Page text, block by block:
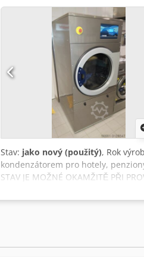
Stav: jako nový (použitý), Rok
kondenzátorem pro hotely,
STAV JE MOŽNÉ OKAMŽITĚ PŘI